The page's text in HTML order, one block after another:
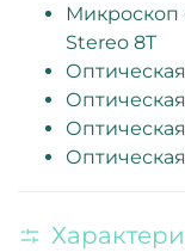
Микроскоп
Stereo 8T